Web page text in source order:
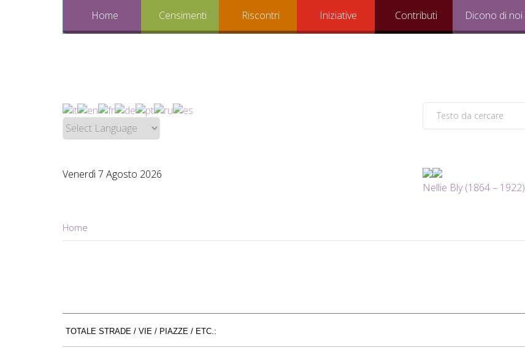
Home Censimenti Riscontri Iniziative Contributi Dicono di noi
Venerdì 7 Agosto 2026
Nellie Bly (1864 – 1922)
Home
TOTALE STRADE / VIE / PIAZZE / ETC.: